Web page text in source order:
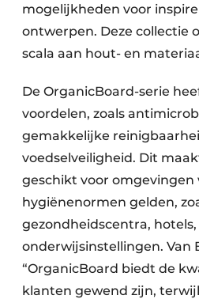
mogelijkheden voor
ontwerpen. Deze collectie
scala aan hout- en
De OrganicBoard-serie
voordelen, zoals
gemakkelijke
voedselveiligheid. Dit
geschikt voor omgevingen
hygiënenormen gelden,
gezondheidscentra,
onderwijsinstellingen. Van
“OrganicBoard biedt de
klanten gewend zijn,